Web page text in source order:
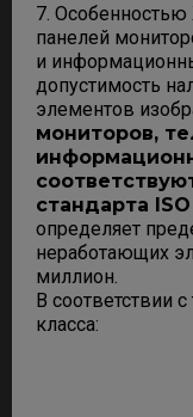
7. Особенностью
панелей
и
допустимость
элементов
мониторов,
стандарта
определяет
неработающих
миллион.
В соответствии
класса: